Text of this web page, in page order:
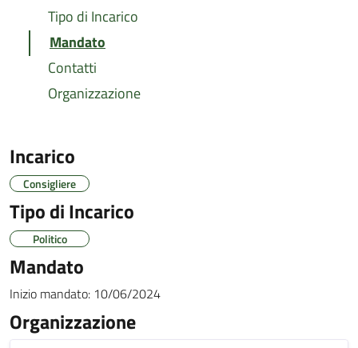
Tipo di Incarico
Mandato
Contatti
Organizzazione
Incarico
Consigliere
Tipo di Incarico
Politico
Mandato
Inizio mandato: 10/06/2024
Organizzazione